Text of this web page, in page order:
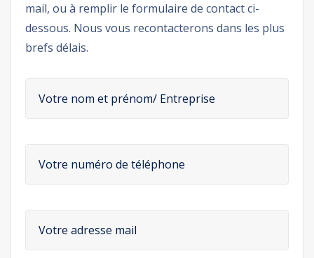
mail, ou à remplir le formulaire de contact ci-
dessous. Nous vous recontacterons dans les plus
brefs délais.